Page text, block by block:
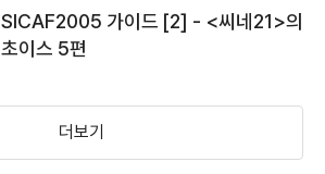
SICAF2005 가이드 [2] - <씨네21>의
초이스 5편
더보기